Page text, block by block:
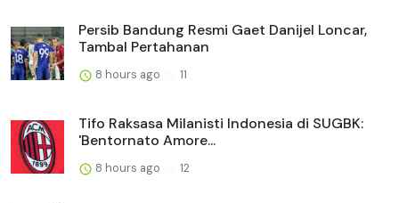
Persib Bandung Resmi Gaet Danijel Loncar,
Tambal Pertahanan
8 hours ago 11
Tifo Raksasa Milanisti Indonesia di SUGBK:
'Bentornato Amore...
8 hours ago 12